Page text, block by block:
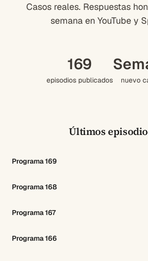
Casos reales. Respuestas
semana en YouTube y
169
episodios publicados nuevo
Últimos
Programa 169
Programa 168
Programa 167
Programa 166